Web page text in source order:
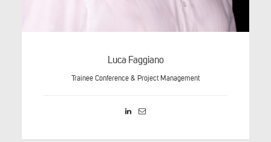
Luca Faggiano
Trainee Conference & Project Management